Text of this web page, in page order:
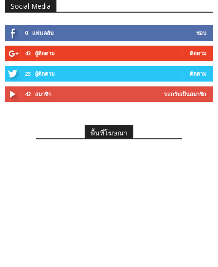
Social Media
0 แฟนคลับ ชอบ
43 ผู้ติดตาม ติดตาม
23 ผู้ติดตาม ติดตาม
42 สมาชิก บอกรับเป็นสมาชิก
พื้นที่โฆษณา